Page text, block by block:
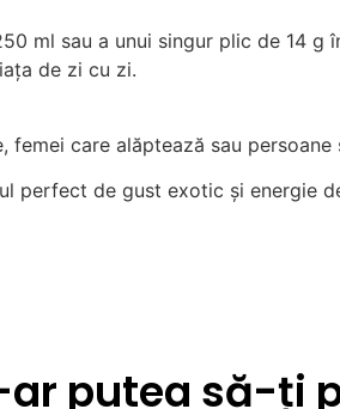
ml sau a unui singur plic de 14
de zi cu zi.
care alăptează sau
perfect de gust exotic și energie
ar putea să-ți